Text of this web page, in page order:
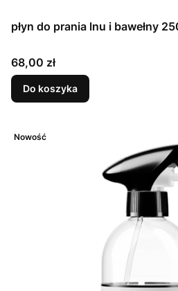
płyn do prania lnu i bawełny
Cena
68,00 zł
Do koszyka
Nowość